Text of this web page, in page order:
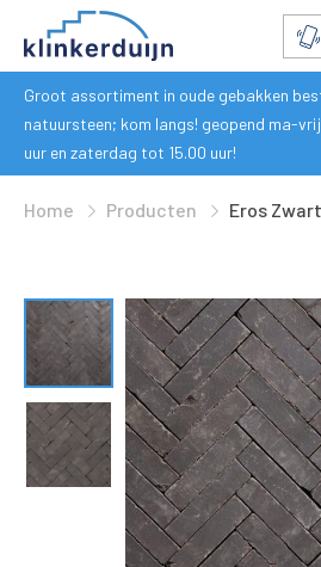
Groot assortiment in oude gebakken
natuursteen; kom langs! geopend ma-
uur en zaterdag tot 15.00 uur!
Home Producten Eros Zwart